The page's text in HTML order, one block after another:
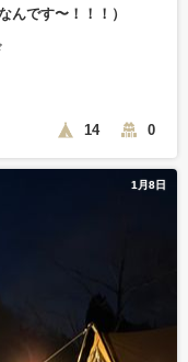
んです〜！！！）
14 0
1月8日